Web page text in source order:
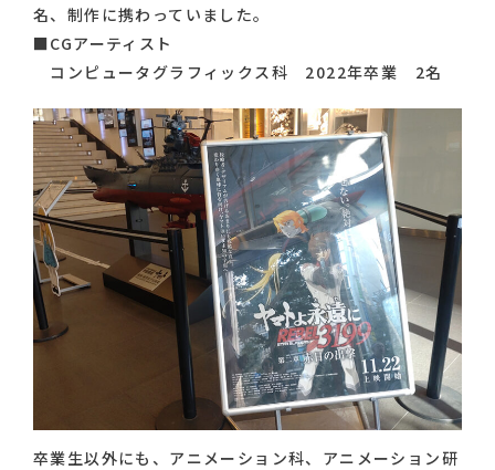
名、制作に携わっていました。
■CGアーティスト
コンピュータグラフィックス科 2022年卒業 2名
卒業生以外にも、アニメーション科、アニメーション研